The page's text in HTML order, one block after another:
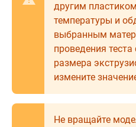
другим
температуры и
выбранным
проведения
размера
измените
Не вращайте